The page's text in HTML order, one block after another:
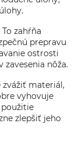
zahŕňa
prepravu
ostrosti
nôža.
zvážiť materiál,
vyhovuje
zlepšiť jeho